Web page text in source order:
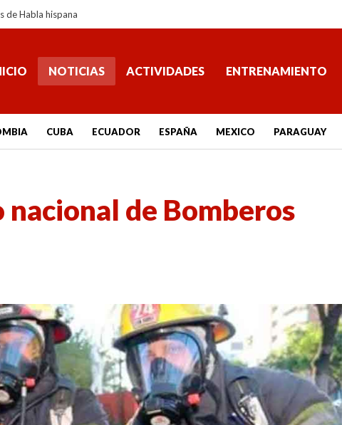
de Habla hispana
NOTICIAS ACTIVIDADES ENTRENAMIENTO
CUBA ECUADOR ESPAÑA MEXICO PARAGUAY
de Bomberos